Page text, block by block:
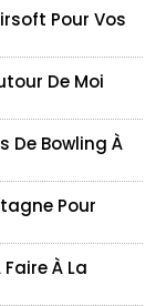
Pour Vos
De Moi
De Bowling À
Pour
À La